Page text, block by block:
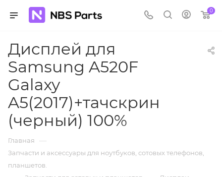
0
Дисплей для
Samsung A520F
Galaxy
A5(2017)+тачскрин
(черный) 100%
Главная —
Запчасти и аксессуары для ноутбуков, сотовых телефонов,
планшетов.